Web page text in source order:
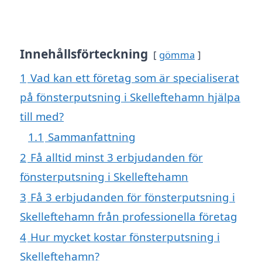
Innehållsförteckning gömma
1 Vad kan ett företag som är specialiserat
på fönsterputsning i Skelleftehamn hjälpa
till med?
1.1 Sammanfattning
2 Få alltid minst 3 erbjudanden för
fönsterputsning i Skelleftehamn
3 Få 3 erbjudanden för fönsterputsning i
Skelleftehamn från professionella företag
4 Hur mycket kostar fönsterputsning i
Skelleftehamn?